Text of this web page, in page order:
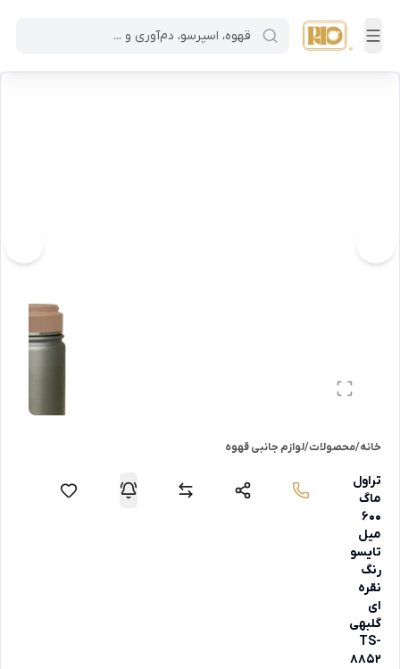
خانه/محصولات/لوازم جانبی قهوه
تراول
ماگ
600
میل
تایسو
رنگ
نقره
ای
گلبهی
TS-
8852